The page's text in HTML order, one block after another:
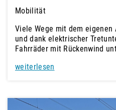
Mobilität
Viele Wege mit dem
und dank elektrischer
Fahrräder mit Rückenwind
weiterlesen